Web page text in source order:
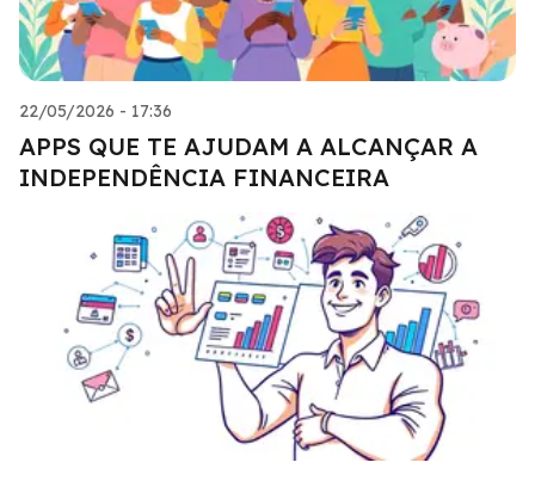
22/05/2026 - 17:36
APPS QUE TE AJUDAM A ALCANÇAR A
INDEPENDÊNCIA FINANCEIRA